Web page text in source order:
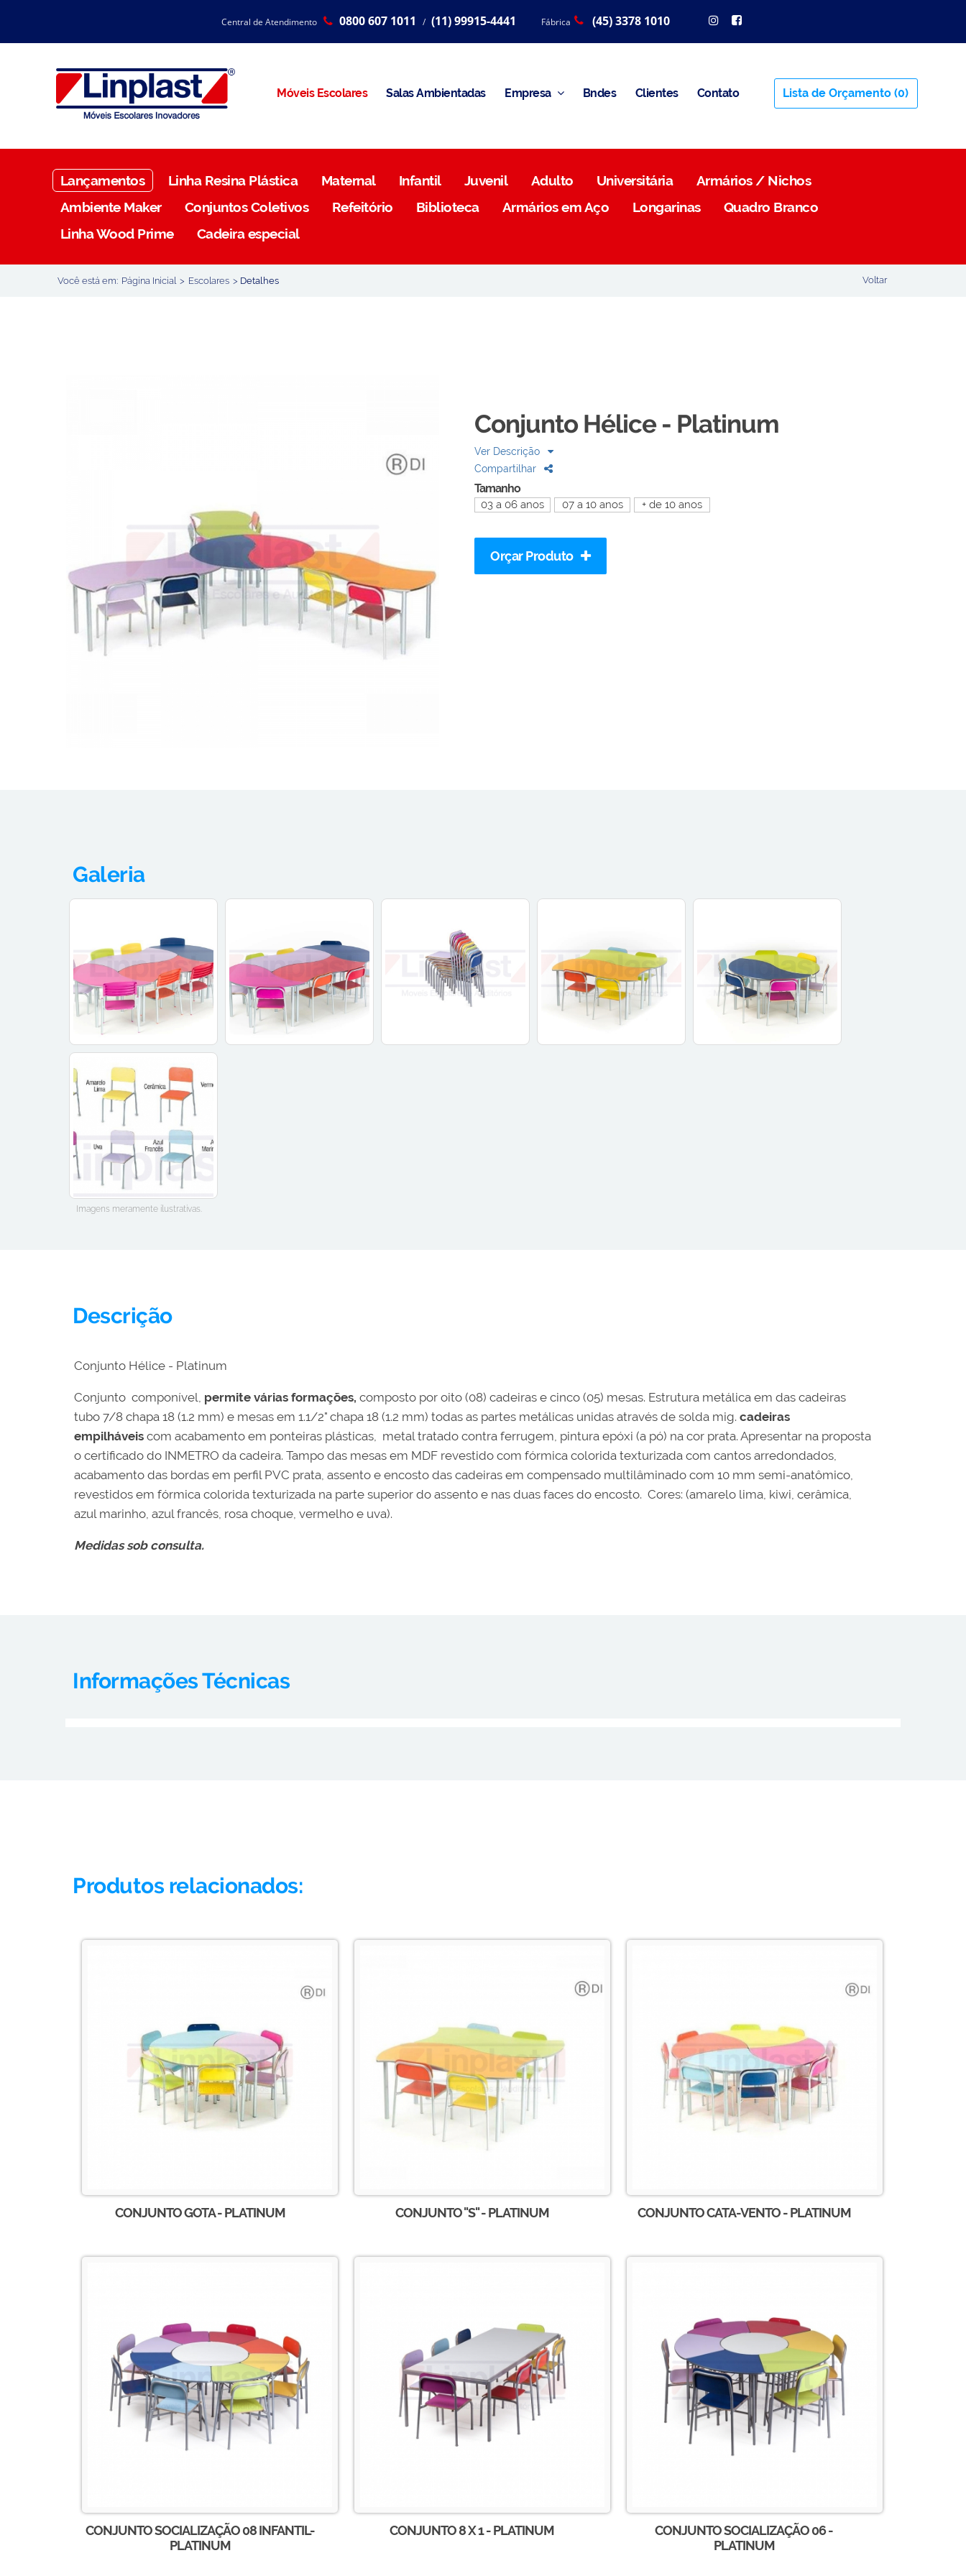
Central de Atendimento 0800 607 1011 / (11) 99915-4441 Fábrica (45) 3378 1010
Móveis Escolares Salas Ambientadas Empresa Bndes Clientes Contato Lista de Orçamento (0)
Lançamentos Linha Resina Plástica Maternal Infantil Juvenil Adulto Universitária
Armários / Nichos
Ambiente Maker
Conjuntos Coletivos Refeitório Biblioteca Armários em Aço Longarinas
Quadro Branco
Linha Wood Prime
Cadeira especial
Você está em: Página Inicial > Escolares > Detalhes Voltar
Conjunto Hélice - Platinum
Ver Descrição
Compartilhar
Tamanho
03 a 06 anos 07 a 10 anos + de 10 anos
Orçar Produto
Galeria
Imagens meramente ilustrativas.
Descrição
Conjunto Hélice - Platinum
Conjunto componível, permite várias formações, composto por oito (08) cadeiras e cinco (05) mesas. Estrutura metálica em das cadeiras
tubo 7/8 chapa 18 (1.2 mm) e mesas em 1.1/2" chapa 18 (1.2 mm) todas as partes metálicas unidas através de solda mig. cadeiras
empilháveiscom acabamento em ponteiras plásticas, metal tratado contra ferrugem, pintura epóxi (a pó) na cor prata. Apresentar na proposta
o certificado do INMETRO da cadeira. Tampo das mesas em MDF revestido com fórmica colorida texturizada com cantos arredondados,
acabamento das bordas em perfil PVC prata, assento e encosto das cadeiras em compensado multilâminado com 10 mm semi-anatômico,
revestidos em fórmica colorida texturizada na parte superior do assento e nas duas faces do encosto. Cores: (amarelo lima, kiwi, cerâmica,
azul marinho, azul francês, rosa choque, vermelho e uva).
Medidas sob consulta.
Informações Técnicas
Produtos relacionados:
CONJUNTO GOTA - PLATINUM CONJUNTO ''S'' - PLATINUM CONJUNTO CATA-VENTO - PLATINUM
CONJUNTO SOCIALIZAÇÃO 08 INFANTIL-
PLATINUM
CONJUNTO 8 X 1 - PLATINUM
CONJUNTO SOCIALIZAÇÃO 06 -
PLATINUM
Linha Resina Plástica
Universitária
Armários / Nichos
Conjuntos Coletivos
SOBRE A EMPRESA